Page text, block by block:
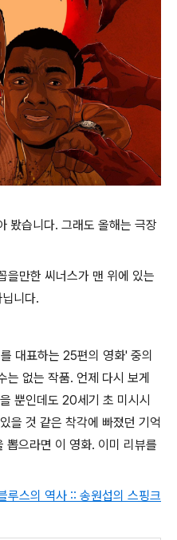
봤습니다. 그래도 올해는 극장
을만한 씨너스가 맨 위에 있는
니다.
대표하는 25편의 영화' 중의
는 없는 작품. 언제 다시 보게
뿐인데도 20세기 초 미시시
을 것 같은 착각에 빠졌던 기억
으라면 이 영화. 이미 리뷰를
루스의 역사 :: 송원섭의 스핑크